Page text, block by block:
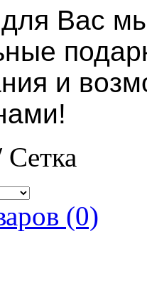
Вас
и
Сетка
(0)